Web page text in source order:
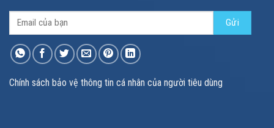
Chính sách bảo vệ thông tin cá nhân của người tiêu dùng